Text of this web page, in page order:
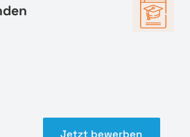
Jetzt bewerben